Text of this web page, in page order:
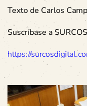
Texto de Carlos
Suscríbase a
https://